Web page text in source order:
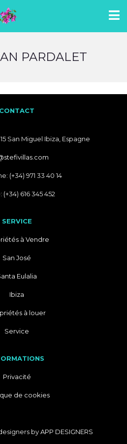
PARDALET
CONTACT
San Miguel Ibiza, Espagne
(+34) 971 33 40 14
616 345 452
SERVICE
à Vendre
San José
Eulalia
Ibiza
à louer
Service
Privacité
de cookies
byAPP DESIGNERS